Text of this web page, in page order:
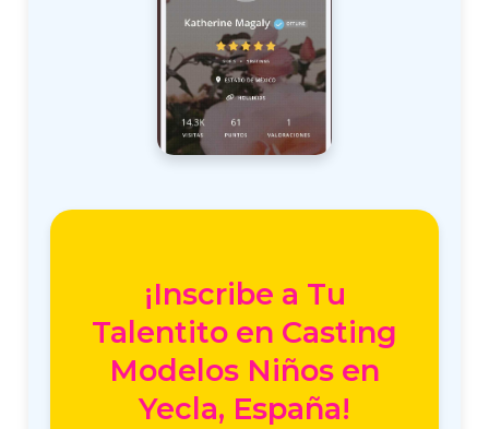
¡Inscribe a Tu
Talentito en Casting
Modelos Niños en
Yecla, España!